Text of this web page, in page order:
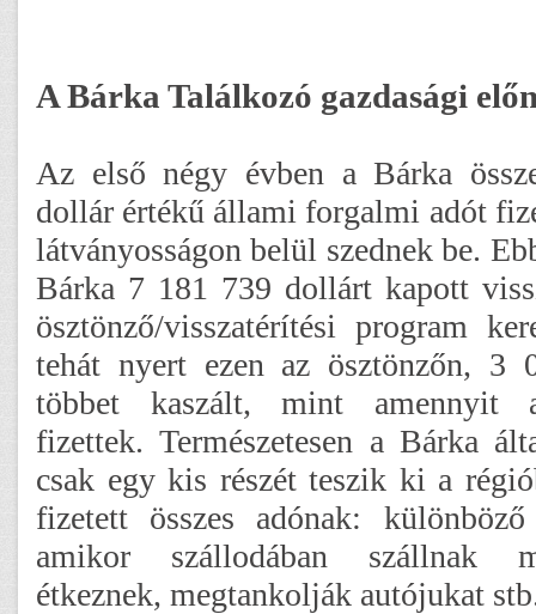
A Bárka Találkozó gazdasági
Az első négy évben a Bárka
dollár értékű állami forgalmi adót
látványosságon belül szednek be.
Bárka 7 181 739 dollárt kapott
ösztönző/visszatérítési program
tehát nyert ezen az ösztönzőn, 3
többet kaszált, mint amennyit
fizettek. Természetesen a Bárka
csak egy kis részét teszik ki a
fizetett összes adónak:
amikor szállodában szállnak
étkeznek, megtankolják autójukat